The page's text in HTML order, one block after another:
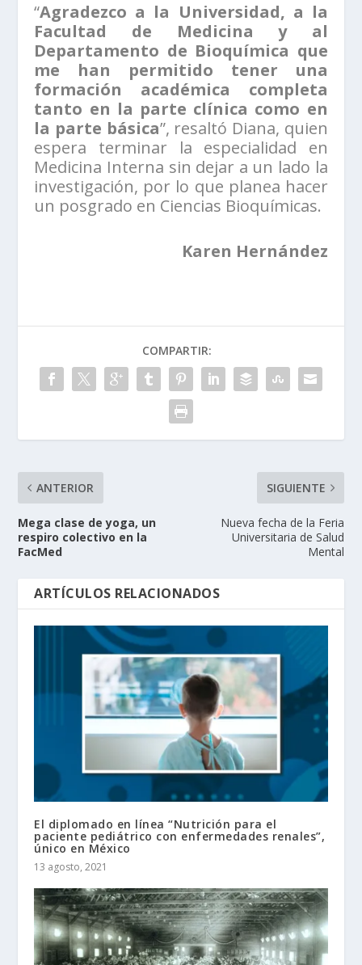
“Agradezco a la Universidad, a la
Facultad de Medicina y al
Departamento de Bioquímica que
me han permitido tener una
formación académica completa
tanto en la parte clínica como en
la parte básica”, resaltó Diana, quien
espera terminar la especialidad en
Medicina Interna sin dejar a un lado la
investigación, por lo que planea hacer
un posgrado en Ciencias Bioquímicas.
Karen Hernández
COMPARTIR:
ANTERIOR
Mega clase de yoga, un
respiro colectivo en la
FacMed
SIGUIENTE
Nueva fecha de la Feria
Universitaria de Salud
Mental
ARTÍCULOS RELACIONADOS
El diplomado en línea “Nutrición para el
paciente pediátrico con enfermedades renales”,
único en México
13 agosto, 2021